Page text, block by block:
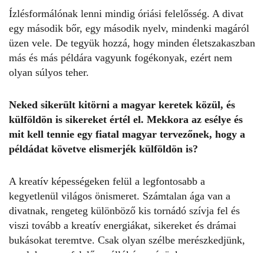
Ízlésformálónak lenni mindig óriási felelősség. A divat
egy második bőr, egy második nyelv, mindenki magáról
üzen vele. De tegyük hozzá, hogy minden életszakaszban
más és más példára vagyunk fogékonyak, ezért nem
olyan súlyos teher.
Neked sikerült kitörni a magyar keretek közül, és
külföldön is sikereket értél el. Mekkora az esélye és
mit kell tennie egy fiatal magyar tervezőnek, hogy a
példádat követve elismerjék külföldön is?
A kreatív képességeken felül a legfontosabb a
kegyetlenül világos önismeret. Számtalan ága van a
divatnak, rengeteg különböző kis tornádó szívja fel és
viszi tovább a kreatív energiákat, sikereket és drámai
bukásokat teremtve. Csak olyan szélbe merészkedjünk,